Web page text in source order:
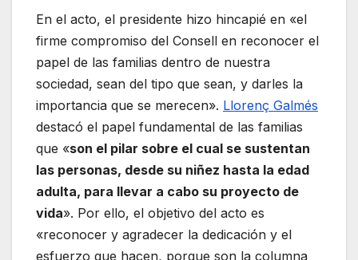
En el acto, el presidente hizo hincapié en «el
firme compromiso del Consell en reconocer el
papel de las familias dentro de nuestra
sociedad, sean del tipo que sean, y darles la
importancia que se merecen». Llorenç Galmés
destacó el papel fundamental de las familias
que «son el pilar sobre el cual se sustentan
las personas, desde su niñez hasta la edad
adulta, para llevar a cabo su proyecto de
vida». Por ello, el objetivo del acto es
«reconocer y agradecer la dedicación y el
esfuerzo que hacen, porque son la columna